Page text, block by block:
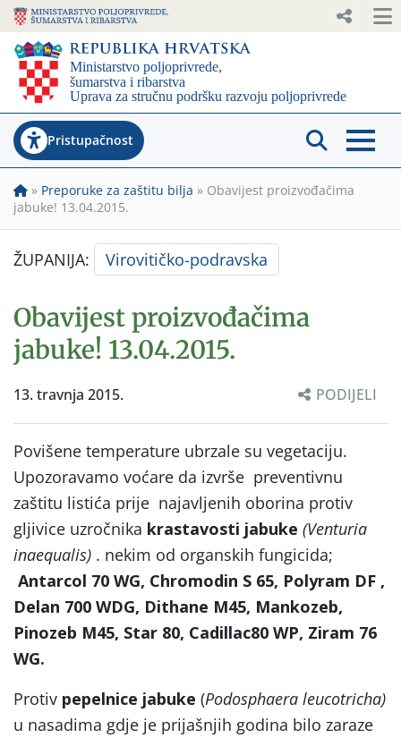
Pristupačnost
» Preporuke za zaštitu bilja » Obavijest proizvođačima
jabuke! 13.04.2015.
ŽUPANIJA: Virovitičko-podravska
Obavijest proizvođačima
jabuke! 13.04.2015.
13. travnja 2015. PODIJELI
Povišene temperature ubrzale su vegetaciju.
Upozoravamo voćare da izvrše preventivnu
zaštitu listića prije najavljenih oborina protiv
gljivice uzročnika krastavosti jabuke (Venturia
inaequalis) . nekim od organskih fungicida;
Antarcol 70 WG, Chromodin S 65, Polyram DF ,
Delan 700 WDG, Dithane M45, Mankozeb,
Pinozeb M45, Star 80, Cadillac80 WP, Ziram 76
WG.
Protiv pepelnice jabuke (Podosphaera leucotricha)
u nasadima gdje je prijašnjih godina bilo zaraze